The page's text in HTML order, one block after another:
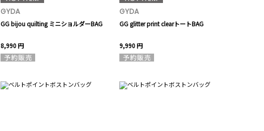
GYDA
GG bijou quilting ミニショルダーBAG
8,990 円
GYDA
GG glitter print clearトートBAG
9,990 円